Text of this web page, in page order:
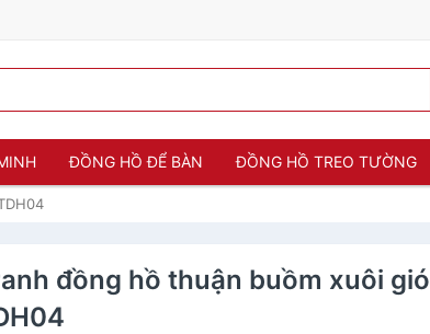
ĐỒNG HỒ ĐỂ BÀN ĐỒNG HỒ TREO TƯỜNG
đồng hồ thuận buồm xuôi gió